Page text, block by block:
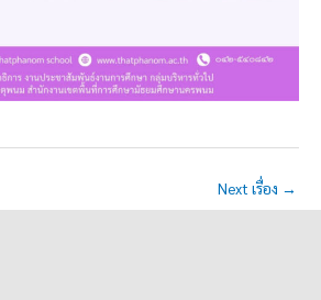
Next เรื่อง →